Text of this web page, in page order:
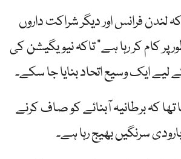
لندن فرانس اور دیگر شراکت داروں
کام کر رہا ہے” تاکہ نیویگیشن کی
ایک وسیع اتحاد بنایا جا سکے۔
کہ برطانیہ آبنائے کو صاف کرنے
سرنگیں بھیج رہا ہے۔